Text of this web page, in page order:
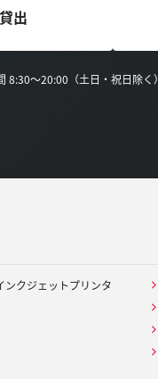
出
8:30～20:00（土日・祝日除く）
ンクジェットプリンタ